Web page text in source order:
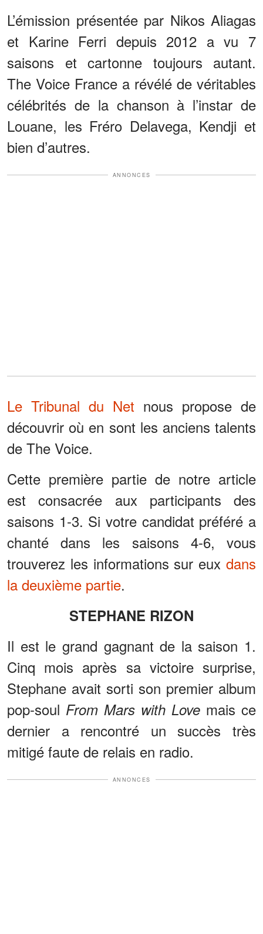
L’émission présentée par Nikos Aliagas
et Karine Ferri depuis 2012 a vu 7
saisons et cartonne toujours autant.
The Voice France a révélé de véritables
célébrités de la chanson à l’instar de
Louane, les Fréro Delavega, Kendji et
bien d’autres.
ANNONCES
Le Tribunal du Net nous propose de
découvrir où en sont les anciens talents
de The Voice.
Cette première partie de notre article
est consacrée aux participants des
saisons 1-3. Si votre candidat préféré a
chanté dans les saisons 4-6, vous
trouverez les informations sur eux dans
la deuxième partie.
STEPHANE RIZON
Il est le grand gagnant de la saison 1.
Cinq mois après sa victoire surprise,
Stephane avait sorti son premier album
pop-soul From Mars with Love mais ce
dernier a rencontré un succès très
mitigé faute de relais en radio.
ANNONCES